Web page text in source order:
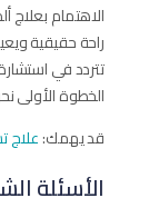
الاهتمام
راحة حقيقية
تتردد في
الخطوة الأولى
قد يهمك:علاج
الأسئلة